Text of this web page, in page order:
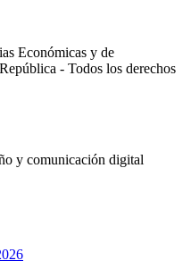
Económicas y de
- Todos los derechos
y comunicación digital